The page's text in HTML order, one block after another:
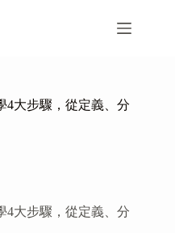
4大步驟，從定義、分
4大步驟，從定義、分